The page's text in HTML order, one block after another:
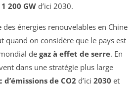
1 200 GW d’ici 2030.
des énergies renouvelables en Chine
quand on considère que le pays est
degaz à effet de serre. En
dans une stratégie plus large
d’émissions de CO2 d’ici 2030 et